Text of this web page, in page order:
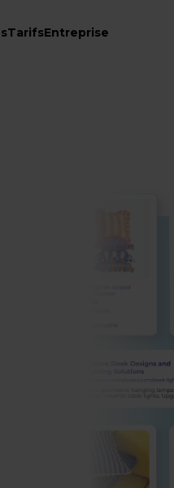
TarifsEntreprise